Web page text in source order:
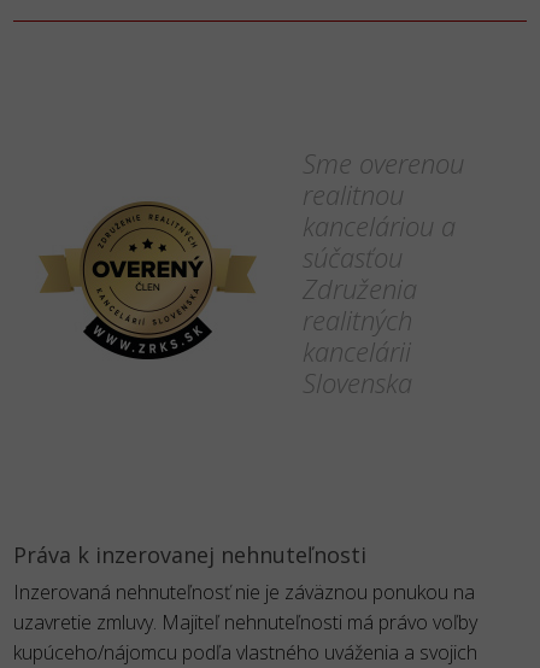
Sme overenou
realitnou
kanceláriou a
súčasťou
Združenia
realitných
kancelárii
Slovenska
Práva k inzerovanej nehnuteľnosti
Inzerovaná nehnuteľnosť nie je záväznou ponukou na
uzavretie zmluvy. Majiteľ nehnuteľnosti má právo voľby
kupúceho/nájomcu podľa vlastného uváženia a svojich